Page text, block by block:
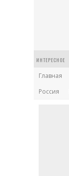
ИНТЕРЕСНОЕ
Главная
Россия